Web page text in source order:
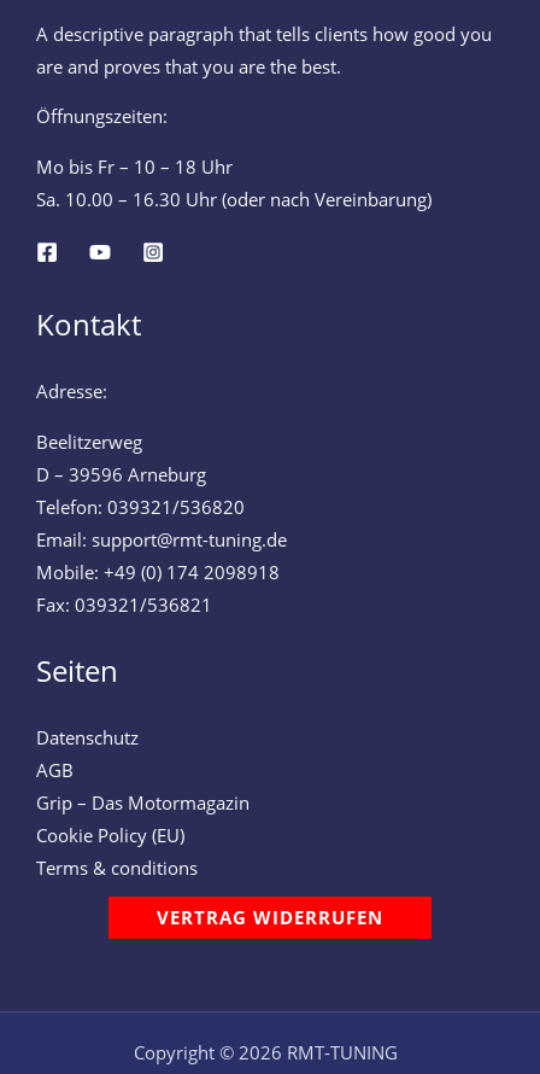
A descriptive paragraph that tells clients how good you
are and proves that you are the best.
Öffnungszeiten:
Mo bis Fr – 10 – 18 Uhr
Sa. 10.00 – 16.30 Uhr (oder nach Vereinbarung)
Kontakt
Adresse:
Beelitzerweg
D – 39596 Arneburg
Telefon: 039321/536820
Email: support@rmt-tuning.de
Mobile: +49 (0) 174 2098918
Fax: 039321/536821
Seiten
Datenschutz
AGB
Grip – Das Motormagazin
Cookie Policy (EU)
Terms & conditions
VERTRAG WIDERRUFEN
Copyright © 2026 RMT-TUNING